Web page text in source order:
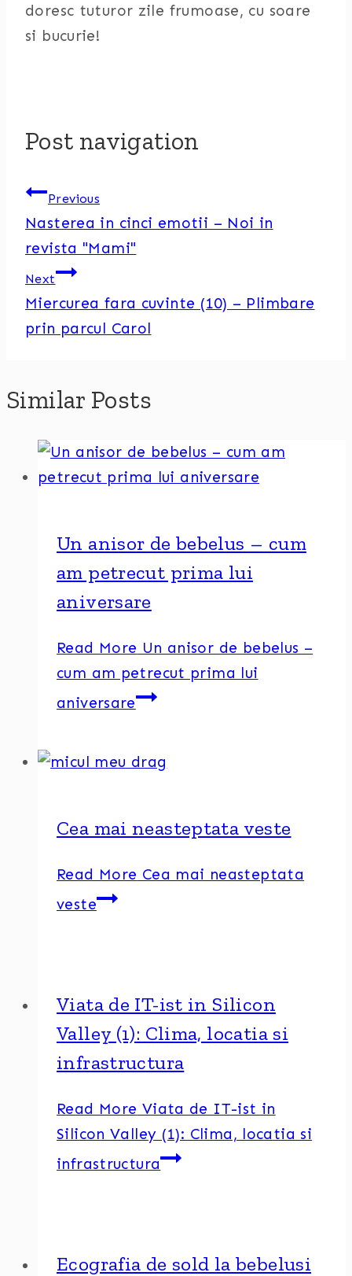
doresc tuturor zile frumoase, cu soare
si bucurie!
Post navigation
Previous
Nasterea in cinci emotii – Noi in
revista "Mami"
Next
Miercurea fara cuvinte (10) – Plimbare
prin parcul Carol
Similar Posts
Un anisor de bebelus – cum
am petrecut prima lui
aniversare
Read More Un anisor de bebelus –
cum am petrecut prima lui
aniversare
Cea mai neasteptata veste
Read More Cea mai neasteptata
veste
Viata de IT-ist in Silicon
Valley (1): Clima, locatia si
infrastructura
Read More Viata de IT-ist in
Silicon Valley (1): Clima, locatia si
infrastructura
Ecografia de sold la bebelusi